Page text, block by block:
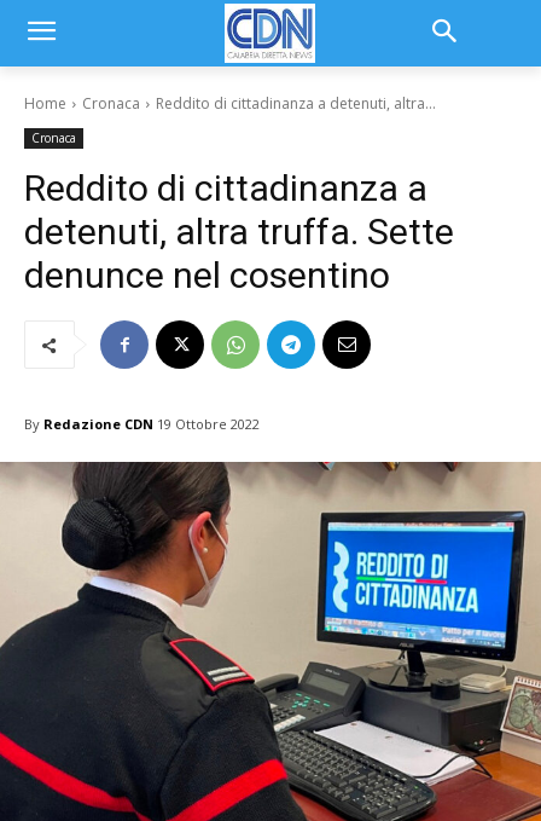
Home Cronaca Reddito di cittadinanza a detenuti, altra...
Cronaca
Reddito di cittadinanza a
detenuti, altra truffa. Sette
denunce nel cosentino
By Redazione CDN 19 Ottobre 2022